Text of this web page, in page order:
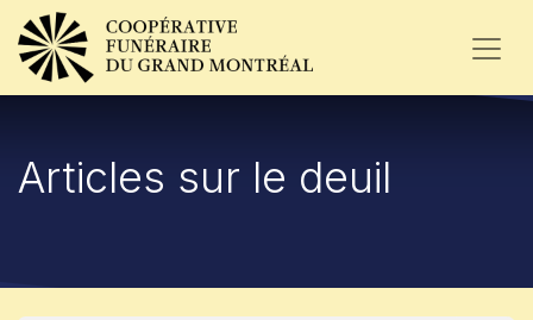
Articles sur le deuil